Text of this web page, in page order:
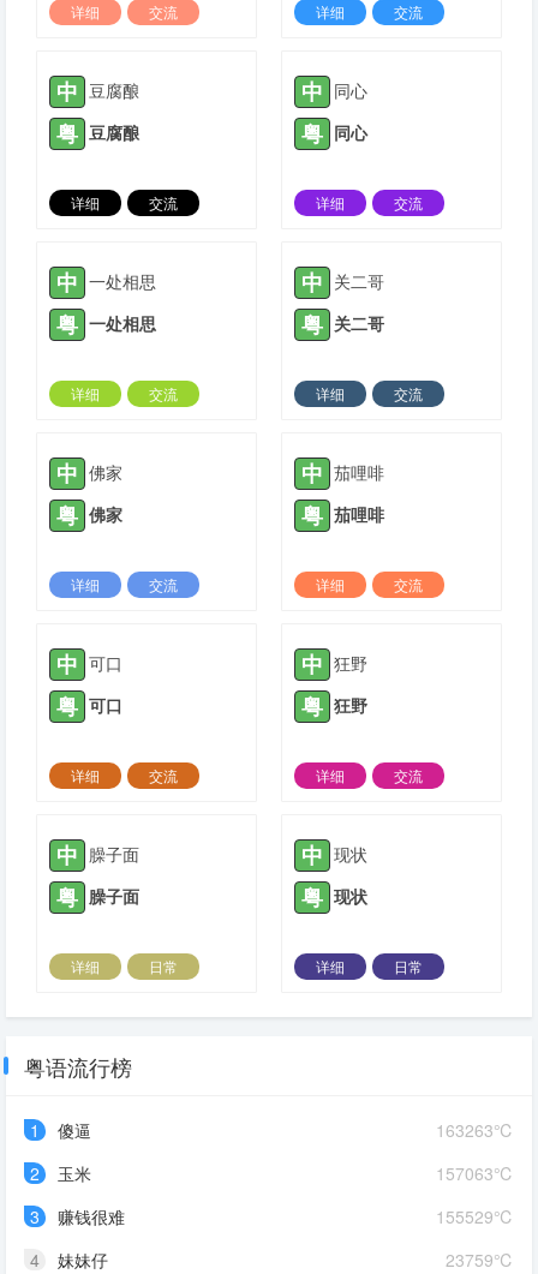
详细
交流
详细
交流
中 豆腐酿
粤 豆腐酿
详细
交流
中 同心
粤 同心
详细
交流
中 一处相思
粤 一处相思
详细
交流
中 关二哥
粤 关二哥
详细
交流
中 佛家
粤 佛家
详细
交流
中 茄哩啡
粤 茄哩啡
详细
交流
中 可口
粤 可口
详细
交流
中 狂野
粤 狂野
详细
交流
中 臊子面
粤 臊子面
详细
日常
中 现状
粤 现状
详细
日常
粤语流行榜
163263℃
1
傻逼
157063℃
2
玉米
155529℃
3
赚钱很难
23759℃
4
妹妹仔